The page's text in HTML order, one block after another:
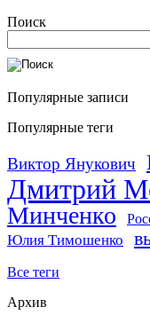
Поиск
Популярные записи
Популярные теги
Виктор Янукович
Дмитрий
Минченко
Юлия Тимошенко
Все теги
Архив